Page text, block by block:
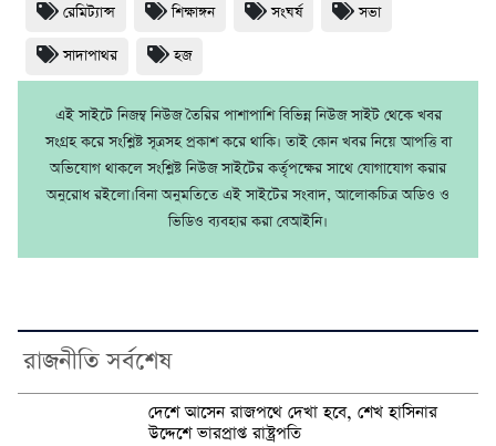
রেমিট্যান্স শিক্ষাঙ্গন সংঘর্ষ সভা
সাদাপাথর হজ
এই সাইটে নিজম্ব নিউজ তৈরির পাশাপাশি বিভিন্ন নিউজ সাইট থেকে খবর
সংগ্রহ করে সংশ্লিষ্ট সূত্রসহ প্রকাশ করে থাকি। তাই কোন খবর নিয়ে আপত্তি বা
অভিযোগ থাকলে সংশ্লিষ্ট নিউজ সাইটের কর্তৃপক্ষের সাথে যোগাযোগ করার
অনুরোধ রইলো।বিনা অনুমতিতে এই সাইটের সংবাদ, আলোকচিত্র অডিও ও
ভিডিও ব্যবহার করা বেআইনি।
রাজনীতি সর্বশেষ
দেশে আসেন রাজপথে দেখা হবে, শেখ হাসিনার
উদ্দেশে ভারপ্রাপ্ত রাষ্ট্রপতি